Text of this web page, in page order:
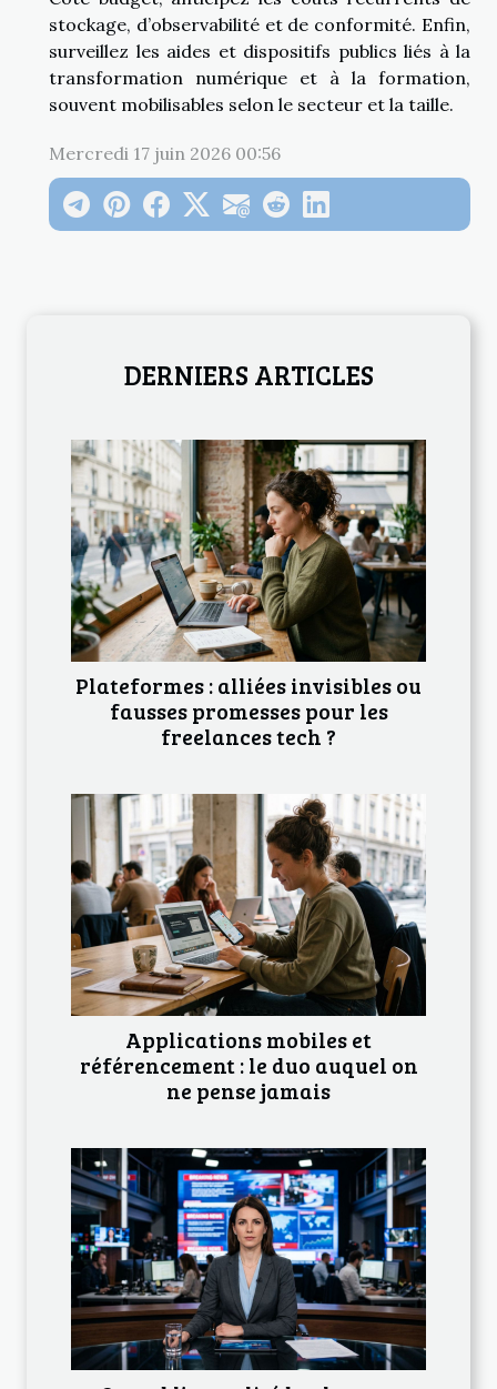
DERNIERS ARTICLES
Plateformes : alliées invisibles ou
fausses promesses pour les
freelances tech ?
Applications mobiles et
référencement : le duo auquel on
ne pense jamais
stockage, d’observabilité et de conformité. Enfin,
surveillez les aides et dispositifs publics liés à la
transformation numérique et à la formation,
souvent mobilisables selon le secteur et la taille.
Mercredi 17 juin 2026 00:56